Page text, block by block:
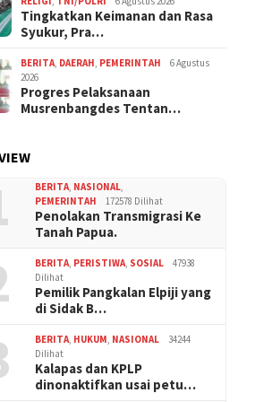
Tingkatkan Keimanan dan Rasa
Syukur, Pra…
BERITA, DAERAH, PEMERINTAH
6 Agustus
2026
Progres Pelaksanaan
Musrenbangdes Tentan…
BERITA, NASIONAL,
PEMERINTAH
172578 Dilihat
Penolakan Transmigrasi Ke
Tanah Papua.
BERITA, PERISTIWA, SOSIAL
47938
Dilihat
Pemilik Pangkalan Elpiji yang
di Sidak B…
BERITA, HUKUM, NASIONAL
34244
Dilihat
Kalapas dan KPLP
dinonaktifkan usai petu…